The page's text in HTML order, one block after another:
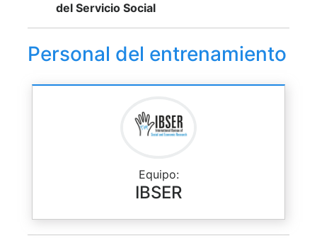
del Servicio Social
Personal del entrenamiento
Equipo:
IBSER